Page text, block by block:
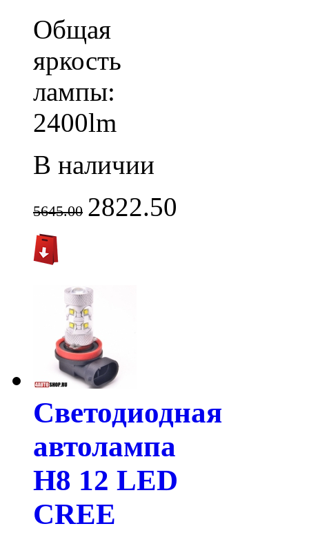
Общая
яркость
лампы:
2400lm
В наличии
5645.00 2822.50
Светодиодная
автолампа
H8 12 LED
CREE